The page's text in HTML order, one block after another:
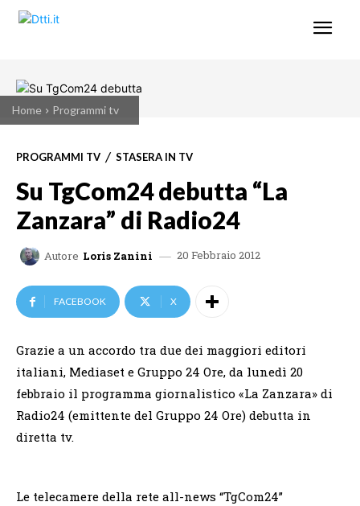
Home Programmi tv
PROGRAMMI TV STASERA IN TV
Su TgCom24 debutta “La
Zanzara” di Radio24
Autore Loris Zanini 20 Febbraio 2012
FACEBOOK X
Grazie a un accordo tra due dei maggiori editori
italiani, Mediaset e Gruppo 24 Ore, da lunedì 20
febbraio il programma giornalistico «La Zanzara» di
Radio24 (emittente del Gruppo 24 Ore) debutta in
diretta tv.
Le telecamere della rete all-news “TgCom24”